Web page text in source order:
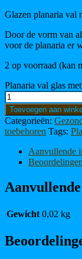
Glazen planaria val
Door de vorm van
voor de planaria er
2 op voorraad (kan
Planaria val glas
Toevoegen aan
Categorieën:
toebehoren Tags:
Aanvullende
Gewicht 0,02 kg